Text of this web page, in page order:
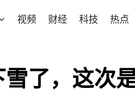
视频 财经 科技 热点
雪了，这次